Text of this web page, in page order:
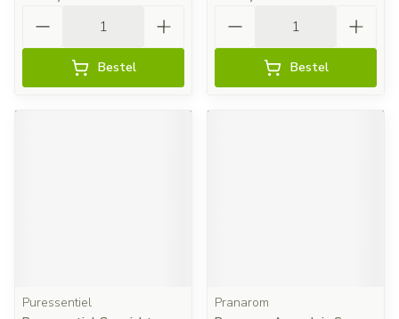
Bestel Bestel
Puressentiel
Pranarom